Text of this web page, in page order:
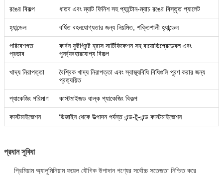
রঙের বিকল্প ধাতব এবং ম্যাট ফিনিশ সহ প্যান্টোন-ম্যাচ রঙের বিস্তৃত প্যালেট
হ্যান্ডেল বর্ধিত বহনযোগ্যতার জন্য নিয়মিত, শক্তিশালী হ্যান্ডেল
পরিবেশগত
প্রভাব
কার্বন ফুটপ্রিন্ট হ্রাস সার্টিফিকেশন সহ বায়োডিগ্রেডেবল এবং
পুনর্ব্যবহারযোগ্য বিকল্প
খাদ্য নিরাপত্তা
বৈশ্বিক খাদ্য নিরাপত্তা এবং স্বাস্থ্যবিধি বিধিগুলি পূরণ করার জন্য
প্রত্যয়িত
প্যাকেজিং পরিমাণ কাস্টমাইজড বাল্ক প্যাকেজিং বিকল্প
কাস্টমাইজেশন ডিজাইন থেকে উত্পাদন পর্যন্ত এন্ড-টু-এন্ড কাস্টমাইজেশন
প্রধান সুবিধা
প্রিমিয়াম অ্যালুমিনিয়াম ফয়েল যৌগিক উপাদান পণ্যের সর্বোচ্চ সতেজতা নিশ্চিত করে